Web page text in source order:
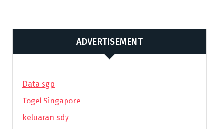
ADVERTISEMENT
Data sgp
Togel Singapore
keluaran sdy